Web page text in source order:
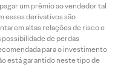
um prêmio ao vendedor tal
esses derivativos são
altas relações de risco e
de perdas
para o investimento
está garantido neste tipo de